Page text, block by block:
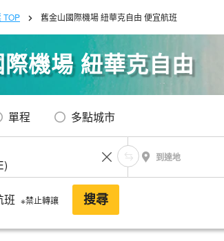
TOP 舊金山國際機場 紐華克自由 便宜航班
機場 紐華克自由
單程 多點城市
到達地
班 ※禁止轉讓 搜尋